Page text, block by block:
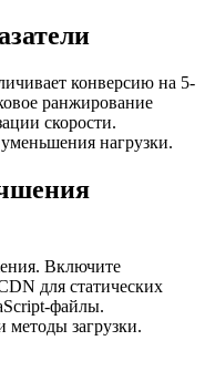
конверсию на 5-
ранжирование
скорости.
нагрузки.
Включите
для статических
файлы.
загрузки.